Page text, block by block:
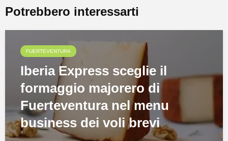
Potrebbero interessarti
FUERTEVENTURA
Iberia Express sceglie il
formaggio majorero di
Fuerteventura nel menu
business dei voli brevi